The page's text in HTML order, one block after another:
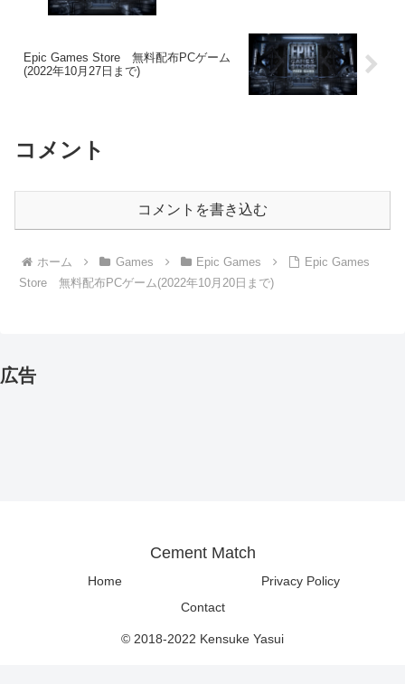
Epic Games Store 無料配布PCゲーム
(2022年10月27日まで)
コメント
コメントを書き込む
ホーム Games Epic Games
Epic Games
Store 無料配布PCゲーム(2022年10月20日まで)
広告
Cement Match
Home
Privacy Policy
Contact
© 2018-2022 Kensuke Yasui